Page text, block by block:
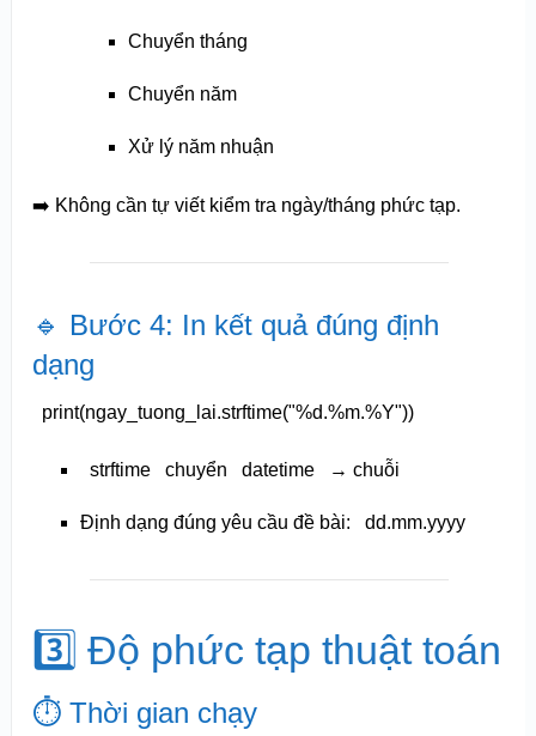
Chuyển tháng
Chuyển năm
Xử lý năm nhuận
➡️ Không cần tự viết kiểm tra ngày/tháng phức tạp.
🔹 Bước 4: In kết quả đúng định
dạng
print(ngay_tuong_lai.strftime("%d.%m.%Y"))
strftime chuyển datetime → chuỗi
Định dạng đúng yêu cầu đề bài: dd.mm.yyyy
3️⃣ Độ phức tạp thuật toán
⏱️ Thời gian chạy